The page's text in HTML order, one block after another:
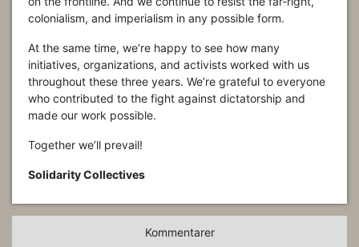
colonialism, and imperialism in any possible form.
At the same time, we’re happy to see how many
initiatives, organizations, and activists worked with us
throughout these three years. We’re grateful to everyone
who contributed to the fight against dictatorship and
made our work possible.
Together we’ll prevail!
Solidarity Collectives
Kommentarer